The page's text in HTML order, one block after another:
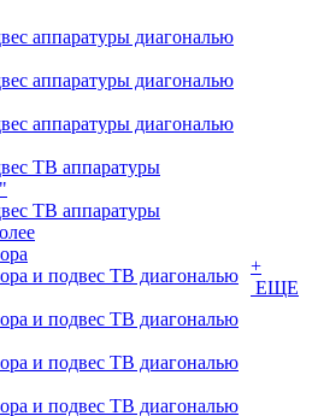
аппаратуры диагональю
аппаратуры диагональю
аппаратуры диагональю
ТВ аппаратуры
ТВ аппаратуры
и подвес ТВ диагональю
и подвес ТВ диагональю
и подвес ТВ диагональю
и подвес ТВ диагональю
+
ЕЩЕ